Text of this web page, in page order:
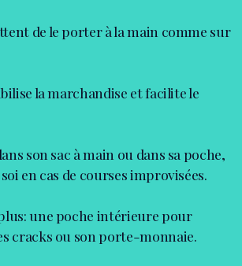
de le porter à la main comme sur
la marchandise et facilite le
son sac à main ou dans sa poche,
en cas de courses improvisées.
une poche intérieure pour
cracks ou son porte-monnaie.